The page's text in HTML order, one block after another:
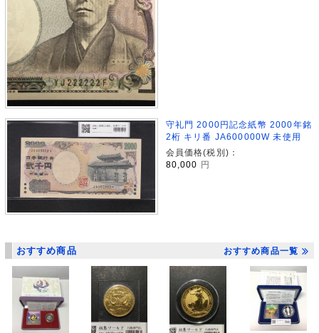
守礼門 2000円記念紙幣 2000年銘
2桁 キリ番 JA600000W 未使用
会員価格(税別)：
80,000
円
おすすめ商品 おすすめ商品一覧